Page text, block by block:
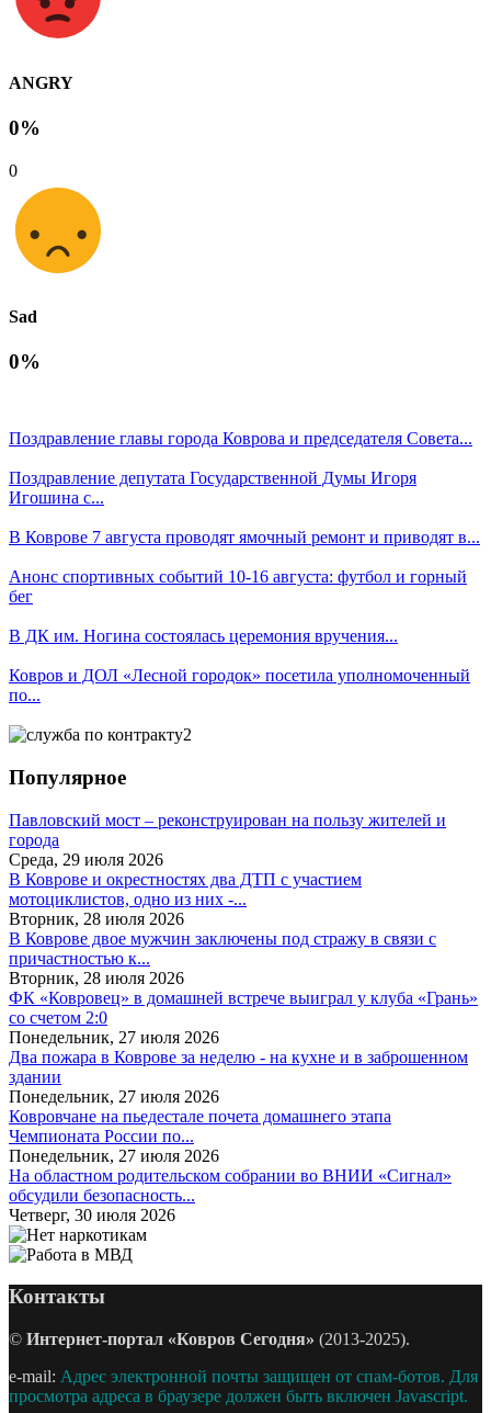
ANGRY
0%
0
Sad
0%
Поздравление главы города Коврова и председателя Совета...
Поздравление депутата Государственной Думы Игоря
Игошина с...
В Коврове 7 августа проводят ямочный ремонт и приводят в...
Анонс спортивных событий 10-16 августа: футбол и горный
бег
В ДК им. Ногина состоялась церемония вручения...
Ковров и ДОЛ «Лесной городок» посетила уполномоченный
по...
Популярное
Павловский мост – реконструирован на пользу жителей и
города
Среда, 29 июля 2026
В Коврове и окрестностях два ДТП с участием
мотоциклистов, одно из них -...
Вторник, 28 июля 2026
В Коврове двое мужчин заключены под стражу в связи с
причастностью к...
Вторник, 28 июля 2026
ФК «Ковровец» в домашней встрече выиграл у клуба «Грань»
со счетом 2:0
Понедельник, 27 июля 2026
Два пожара в Коврове за неделю - на кухне и в заброшенном
здании
Понедельник, 27 июля 2026
Ковровчане на пьедестале почета домашнего этапа
Чемпионата России по...
Понедельник, 27 июля 2026
На областном родительском собрании во ВНИИ «Сигнал»
обсудили безопасность...
Четверг, 30 июля 2026
Контакты
© Интернет-портал «Ковров Сегодня» (2013-2025).
e-mail: Адрес электронной почты защищен от спам-ботов. Для
просмотра адреса в браузере должен быть включен Javascript.